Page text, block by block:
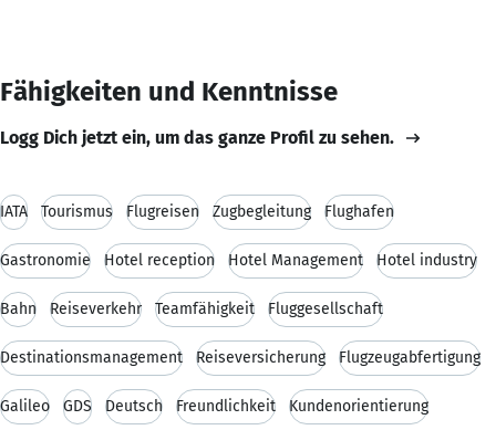
Fähigkeiten und Kenntnisse
Logg Dich jetzt ein, um das ganze Profil zu sehen.
IATA Tourismus Flugreisen Zugbegleitung Flughafen
Gastronomie Hotel reception Hotel Management Hotel industry
Bahn Reiseverkehr Teamfähigkeit Fluggesellschaft
Destinationsmanagement Reiseversicherung Flugzeugabfertigung
Galileo GDS Deutsch Freundlichkeit Kundenorientierung